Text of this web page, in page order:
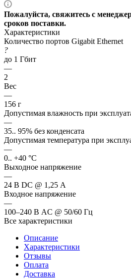
Пожалуйста, свяжитесь с
сроков поставки.
Характеристики
Количество портов Gigabit Ethernet
?
до 1 Гбит
—
2
Вес
—
156 г
Допустимая влажность при
—
35.. 95% без конденсата
Допустимая температура при
—
0.. +40 °C
Выходное напряжение
—
24 В DC @ 1,25 А
Входное напряжение
—
100–240 В AC @ 50/60 Гц
Все характеристики
Описание
Характеристики
Отзывы
Оплата
Доставка